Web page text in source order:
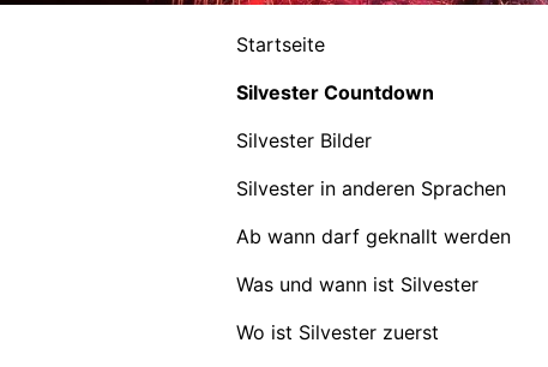
Startseite
Silvester Countdown
Silvester Bilder
Silvester in anderen Sprachen
Ab wann darf geknallt werden
Was und wann ist Silvester
Wo ist Silvester zuerst